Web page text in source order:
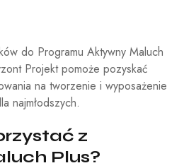
Projekt pomoże pozyskać
na tworzenie i wyposażenie
najmłodszych.
z
Plus?